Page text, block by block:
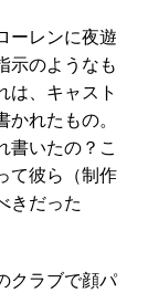
ーレンに夜遊
示のようなも
は、キャスト
れたもの。
書いたの？こ
て彼ら（制作
きだった
クラブで顔パ